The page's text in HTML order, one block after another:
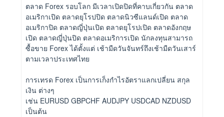
ตลาด Forex รอบโลก มีเวลาเปิดปิดที่คาบเกี่ยวกัน ตลาด
อเมริกาเปิด ตลาดยุโรปปิด ตลาดนิวซีแลนด์เปิด ตลาด
อเมริกาปิด ตลาดญี่ปุ่นเปิด ตลาดยุโรปเปิด ตลาดอังกฤษ
เปิด ตลาดญี่ปุ่นปิด ตลาดอเมริการเปิด นักลงทุนสามารถ
ซื้อขาย Forex ได้ตั้งแต่ เช้ามืดวันจันทร์ถึงเช้ามืดวันเสาร์
ตามเวลาประเทศไทย
การเทรด Forex เป็นการเก็งกำไรอัตราแลกเปลี่ยน สกุล
เงิน ต่างๆ
เช่น EURUSD GBPCHF AUDJPY USDCAD NZDUSD
เป็นต้น